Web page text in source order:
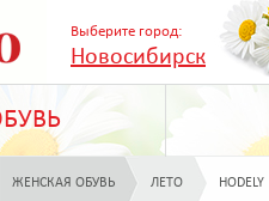
Выберите город:
Новосибирск
ЖЕНСКАЯ ОБУВЬ ЛЕТО HODELY